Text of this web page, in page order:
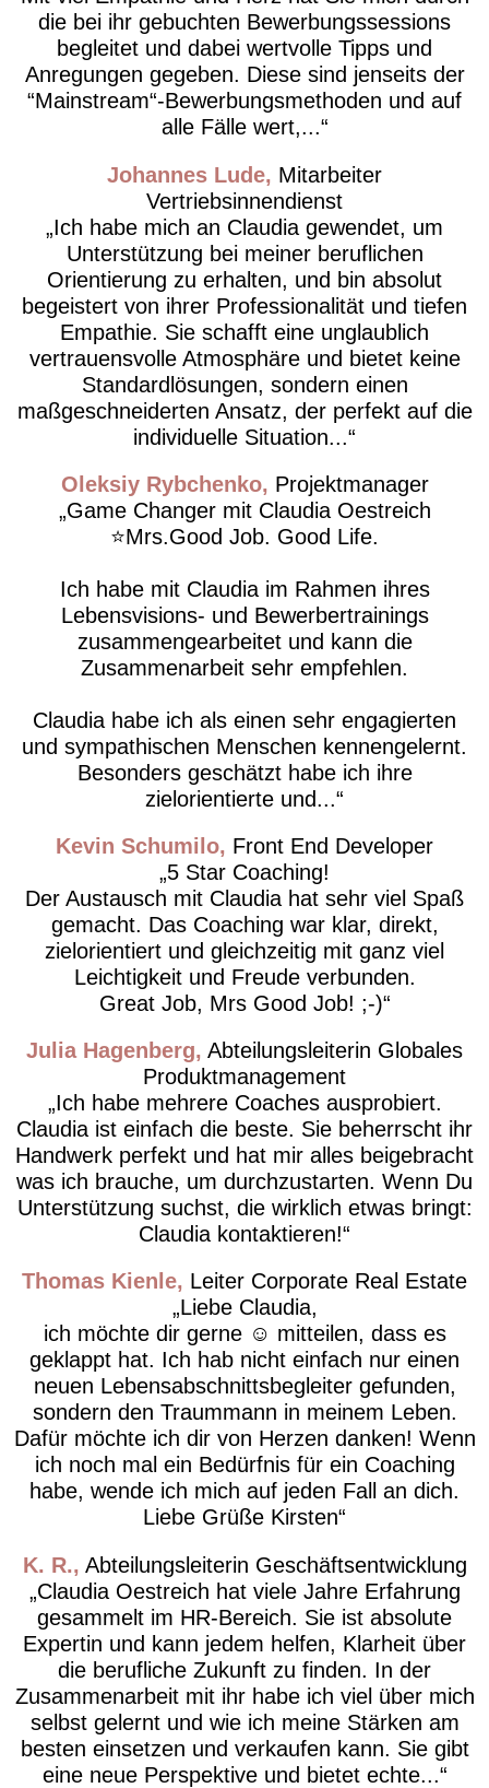
die bei ihr gebuchten Bewerbungssessions
begleitet und dabei wertvolle Tipps und
Anregungen gegeben. Diese sind jenseits der
“Mainstream“-Bewerbungsmethoden und auf
alle Fälle wert,...
Johannes Lude Mitarbeiter
Vertriebsinnendienst
​Ich habe mich an Claudia gewendet, um
Unterstützung bei meiner beruflichen
Orientierung zu erhalten, und bin absolut
begeistert von ihrer Professionalität und tiefen
Empathie. Sie schafft eine unglaublich
vertrauensvolle Atmosphäre und bietet keine
Standardlösungen, sondern einen
maßgeschneiderten Ansatz, der perfekt auf die
individuelle Situation...
Oleksiy Rybchenko
Projektmanager
Game Changer mit Claudia Oestreich
⭐️Mrs.Good Job. Good Life.
Ich habe mit Claudia im Rahmen ihres
Lebensvisions- und Bewerbertrainings
zusammengearbeitet und kann die
Zusammenarbeit sehr empfehlen.
Claudia habe ich als einen sehr engagierten
und sympathischen Menschen kennengelernt.
Besonders geschätzt habe ich ihre
zielorientierte und...
Kevin Schumilo Front End Developer
5 Star Coaching!
Der Austausch mit Claudia hat sehr viel Spaß
gemacht. Das Coaching war klar, direkt,
zielorientiert und gleichzeitig mit ganz viel
Leichtigkeit und Freude verbunden.
Great Job, Mrs Good Job! ;-)
Julia Hagenberg Abteilungsleiterin Globales
Produktmanagement
Ich habe mehrere Coaches ausprobiert.
Claudia ist einfach die beste. Sie beherrscht ihr
Handwerk perfekt und hat mir alles beigebracht
was ich brauche, um durchzustarten. Wenn Du
Unterstützung suchst, die wirklich etwas bringt:
Claudia kontaktieren!
Thomas Kienle Leiter Corporate Real Estate
Liebe Claudia,
ich möchte dir gerne ☺️ mitteilen, dass es
geklappt hat. Ich hab nicht einfach nur einen
neuen Lebensabschnittsbegleiter gefunden,
sondern den Traummann in meinem Leben.
Dafür möchte ich dir von Herzen danken! Wenn
ich noch mal ein Bedürfnis für ein Coaching
habe, wende ich mich auf jeden Fall an dich.
Liebe Grüße Kirsten
K. R. Abteilungsleiterin Geschäftsentwicklung
Claudia Oestreich hat viele Jahre Erfahrung
gesammelt im HR-Bereich. Sie ist absolute
Expertin und kann jedem helfen, Klarheit über
die berufliche Zukunft zu finden. In der
Zusammenarbeit mit ihr habe ich viel über mich
selbst gelernt und wie ich meine Stärken am
besten einsetzen und verkaufen kann. Sie gibt
eine neue Perspektive und bietet echte...